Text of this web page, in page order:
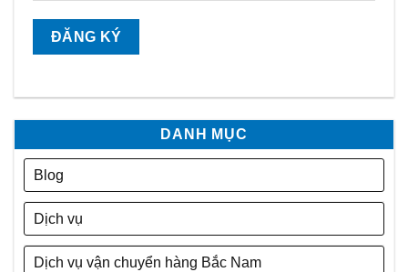
DANH MỤC
Blog
Dịch vụ
Dịch vụ vận chuyển hàng Bắc Nam